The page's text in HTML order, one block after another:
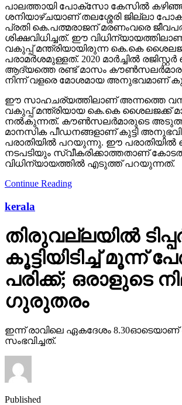
പാലത്തായി പോക്സോ കേസില്‍
ശനിയാഴ്ചയാണ് തലശ്ശേരി ജില്ലാ
പ്രതി കെ.പത്മരാജന് മരണംവരെ
ശിക്ഷവിധിച്ചത്. ഈ
വകുപ്പ് മന്ത്രിയായിരുന്ന കെ.കെ
പരാമര്‍ശമുള്ളത്. 2020 മാര്‍ച്ചില്‍
ആദ്യത്തെ രണ്ട് മാസം
നിന്ന് വളരെ മോശമായ അനുഭവമാണ്
ഈ സാഹചര്യത്തിലാണ് അന്നത്തെ
വകുപ്പ് മന്ത്രിയായ കെ.കെ ശൈലജക്ക്
നല്‍കുന്നത്. കൗണ്‍സലര്‍മാരുടെ അടുത്ത്
മാനസിക പീഡനങ്ങളാണ് കുട്ടി
പരാതിയില്‍ പറയുന്നു. ഈ
നടപടിയും സ്വീകരിക്കാത്തതാണ്
വിധിന്യായത്തില്‍ എടുത്ത് പറയുന്നത്.
Continue Reading
kerala
തിരുവല്ലയില്‍
കൂട്ടിയിടിച്ച് മൂന്ന്
പരിക്ക്; ഒരാളുടെ
ഗുരുതരം
ഇന്ന് രാവിലെ ഏകദേശം
സംഭവിച്ചത്.
Published